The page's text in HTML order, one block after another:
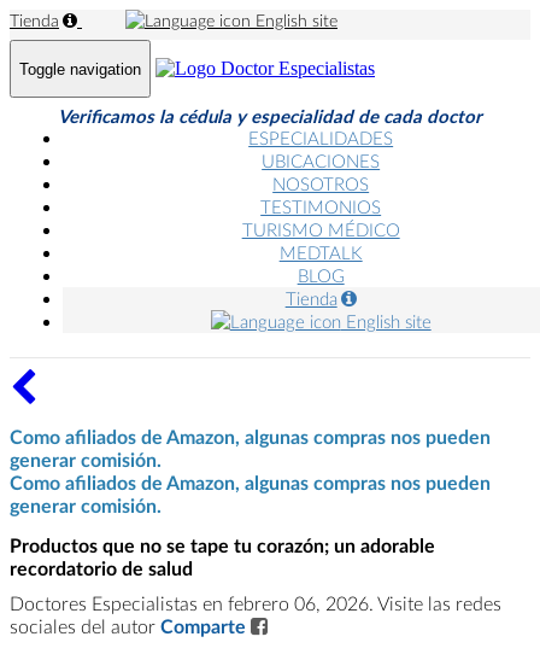
Tienda English site
Toggle navigation
Verificamos la cédula y especialidad de cada doctor
ESPECIALIDADES
UBICACIONES
NOSOTROS
TESTIMONIOS
TURISMO MÉDICO
MEDTALK
BLOG
Tienda
English site
Como afiliados de Amazon, algunas compras nos pueden
generar comisión.
Como afiliados de Amazon, algunas compras nos pueden
generar comisión.
Productos que no se tape tu corazón; un adorable
recordatorio de salud
Doctores Especialistas en febrero 06, 2026. Visite las redes
sociales del autor Comparte